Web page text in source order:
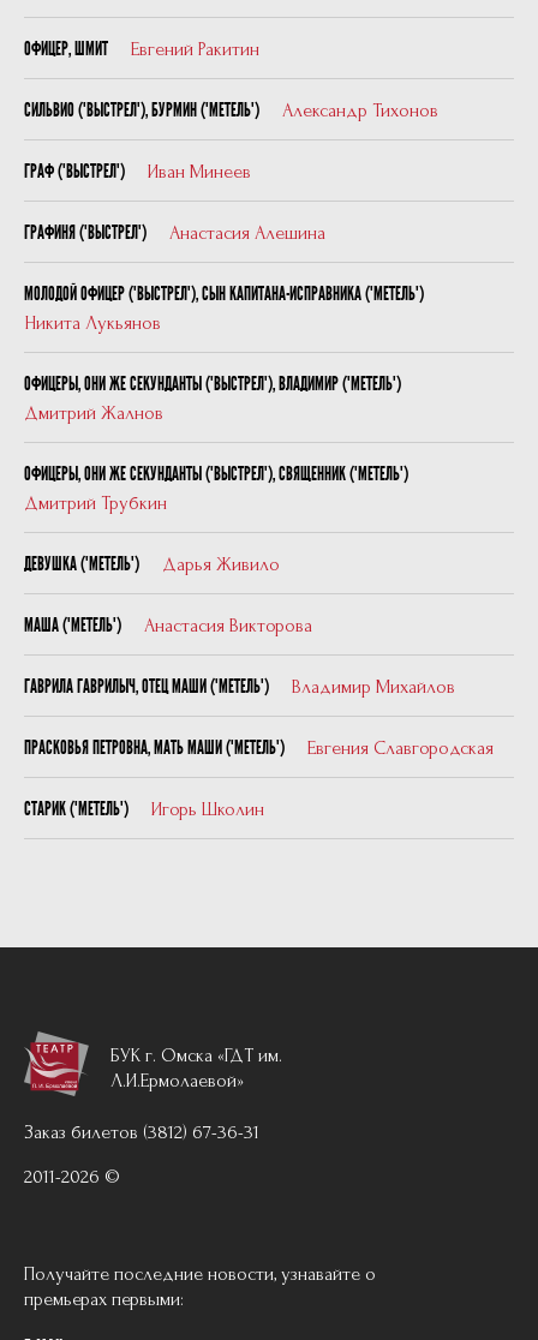
ОФИЦЕР, ШМИТ Евгений Ракитин
СИЛЬВИО ("ВЫСТРЕЛ"), БУРМИН ("МЕТЕЛЬ") Александр Тихонов
ГРАФ ("ВЫСТРЕЛ") Иван Минеев
ГРАФИНЯ ("ВЫСТРЕЛ") Анастасия Алешина
МОЛОДОЙ ОФИЦЕР ("ВЫСТРЕЛ"), СЫН КАПИТАНА-ИСПРАВНИКА ("МЕТЕЛЬ")
Никита Лукьянов
ОФИЦЕРЫ, ОНИ ЖЕ СЕКУНДАНТЫ ("ВЫСТРЕЛ"), ВЛАДИМИР ("МЕТЕЛЬ")
Дмитрий Жалнов
ОФИЦЕРЫ, ОНИ ЖЕ СЕКУНДАНТЫ ("ВЫСТРЕЛ"), СВЯЩЕННИК ("МЕТЕЛЬ")
Дмитрий Трубкин
ДЕВУШКА ("МЕТЕЛЬ") Дарья Живило
МАША ("МЕТЕЛЬ") Анастасия Викторова
ГАВРИЛА ГАВРИЛЫЧ, ОТЕЦ МАШИ ("МЕТЕЛЬ") Владимир Михайлов
ПРАСКОВЬЯ ПЕТРОВНА, МАТЬ МАШИ ("МЕТЕЛЬ") Евгения Славгородская
СТАРИК ("МЕТЕЛЬ") Игорь Школин
БУК г. Омска «ГДТ им.
Л.И.Ермолаевой»
Заказ билетов (3812) 67-36-31
2011-2026 ©
Получайте последние новости, узнавайте о
премьерах первыми: